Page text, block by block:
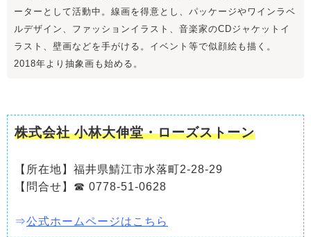
ーターとして活動中。線画を得意とし、パッケージやワインラベ
ルデザイン、ファッションイラスト、音楽家のCDジャケットイ
ラスト、壁画などを手がける。イベント等で似顔絵も描く。
2018年より抽象画も始める。
株式会社 小林大伸堂・ローズストーン
【所在地】福井県鯖江市水落町2-28-29
【問合せ】☎ 0778-51-0628
⇒公式ホームページはこちら